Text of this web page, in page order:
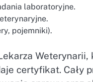
laboratoryjne.
pojemniki).
Weterynarii,
certyfikat. Cały